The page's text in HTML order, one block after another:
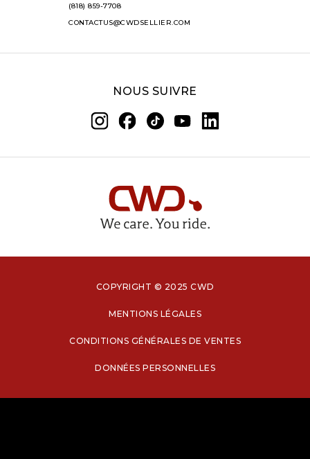
(818) 859-7708
CONTACTUS@CWDSELLIER.COM
NOUS SUIVRE
COPYRIGHT © 2025 CWD
MENTIONS LÉGALES
CONDITIONS GÉNÉRALES DE VENTES
DONNÉES PERSONNELLES